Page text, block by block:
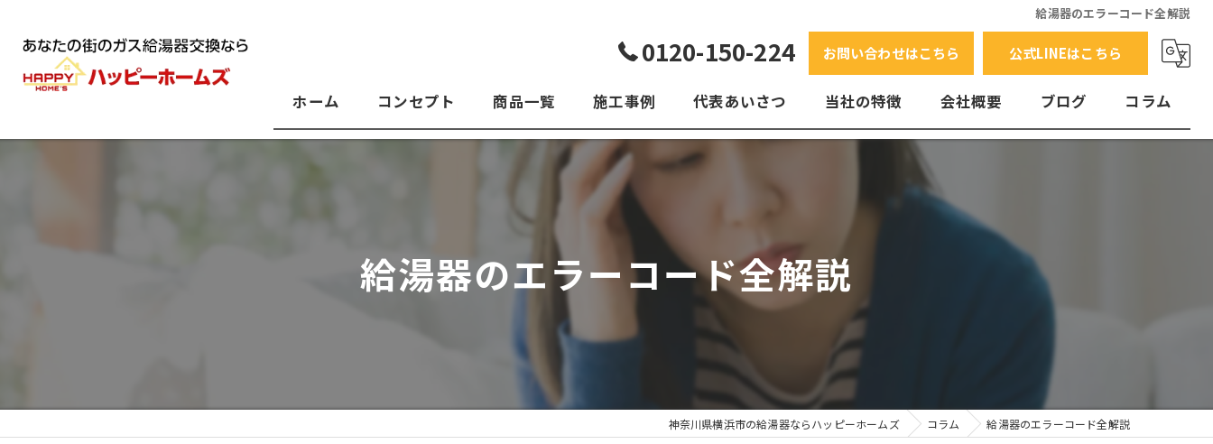
給湯器のエラーコード全解説
0120-150-224 お問い合わせはこちら 公式LINEはこちら
ホーム コンセプト 商品一覧
よくある質問
施工事例 代表あいさつ 当社の特徴
故障
会社概要 ブログ コラム
給湯器のエラーコード全解説
神奈川県横浜市の給湯器ならハッピーホームズ コラム 給湯器のエラーコード全解説